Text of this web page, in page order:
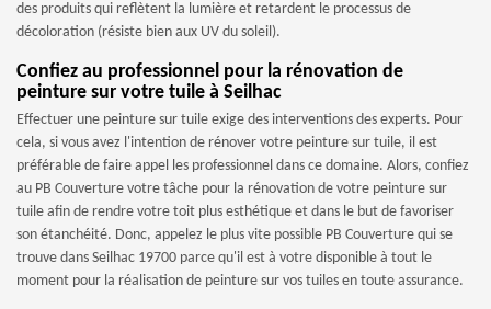
des produits qui reflètent la lumière et retardent le processus de
décoloration (résiste bien aux UV du soleil).
Confiez au professionnel pour la rénovation de
peinture sur votre tuile à Seilhac
Effectuer une peinture sur tuile exige des interventions des experts. Pour
cela, si vous avez l'intention de rénover votre peinture sur tuile, il est
préférable de faire appel les professionnel dans ce domaine. Alors, confiez
au PB Couverture votre tâche pour la rénovation de votre peinture sur
tuile afin de rendre votre toit plus esthétique et dans le but de favoriser
son étanchéité. Donc, appelez le plus vite possible PB Couverture qui se
trouve dans Seilhac 19700 parce qu'il est à votre disponible à tout le
moment pour la réalisation de peinture sur vos tuiles en toute assurance.